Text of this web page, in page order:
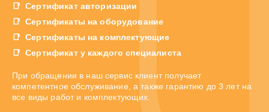
Сертификат авторизации
Сертификаты на оборудование
Сертификаты на комплектующие
Сертификат у каждого специалиста
При обращении в наш сервис клиент получает
компетентное обслуживание, а также гарантию до 3 лет на
все виды работ и комплектующих.